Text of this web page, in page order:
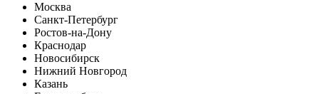
Москва
Санкт-Петербург
Ростов-на-Дону
Краснодар
Новосибирск
Нижний Новгород
Казань